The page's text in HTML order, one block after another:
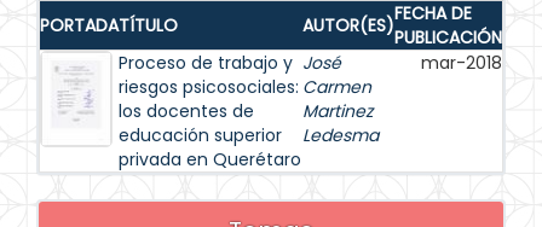
PORTADATÍTULO AUTOR(ES)FECHA DE
PUBLICACIÓN
Proceso de trabajo y
riesgos psicosociales:
los docentes de
educación superior
privada en Querétaro
José
Carmen
Martinez
Ledesma
mar-2018